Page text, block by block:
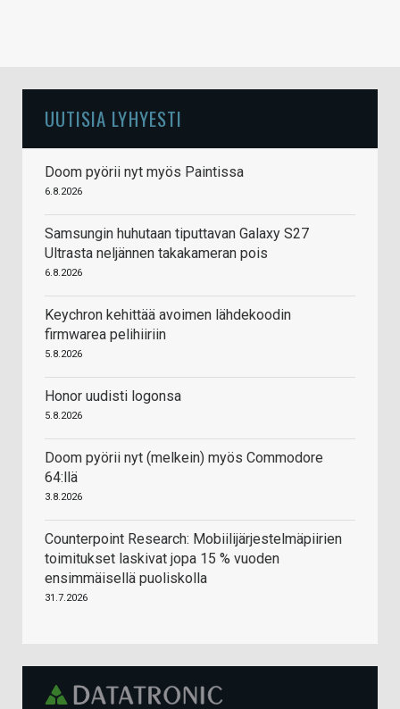
UUTISIA LYHYESTI
Doom pyörii nyt myös Paintissa
6.8.2026
Samsungin huhutaan tiputtavan Galaxy S27
Ultrasta neljännen takakameran pois
6.8.2026
Keychron kehittää avoimen lähdekoodin
firmwarea pelihiiriin
5.8.2026
Honor uudisti logonsa
5.8.2026
Doom pyörii nyt (melkein) myös Commodore
64:llä
3.8.2026
Counterpoint Research: Mobiilijärjestelmäpiirien
toimitukset laskivat jopa 15 % vuoden
ensimmäisellä puoliskolla
31.7.2026